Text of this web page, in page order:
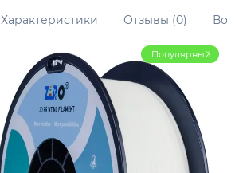
Характеристики Отзывы (0)
Популярный